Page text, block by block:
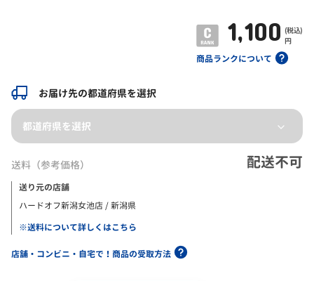
商品ランクについて
1,100 (税込)
円
お届け先の都道府県を選択
都道府県を選択
送料（参考価格） 配送不可
送り元の店舗
ハードオフ新潟女池店 / 新潟県
※送料について詳しくはこちら
店舗・コンビニ・自宅で！商品の受取方法